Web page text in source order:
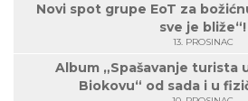
Novi spot grupe EoT za
sve je bliže“!
13. PROSINAC
Album „Spašavanje turista
Biokovu“ od sada i u